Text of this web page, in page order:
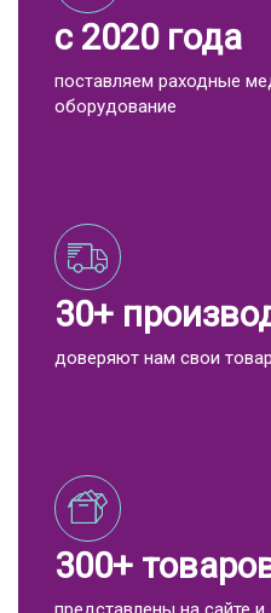
с 2020 года
поставляем раходные
оборудование
30+
доверяют нам свои
300+